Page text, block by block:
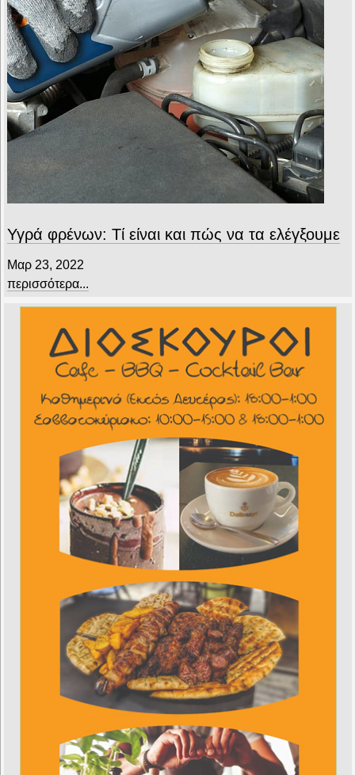
Υγρά φρένων: Τί είναι και πώς να τα ελέγξουμε
Μαρ 23, 2022
περισσότερα...